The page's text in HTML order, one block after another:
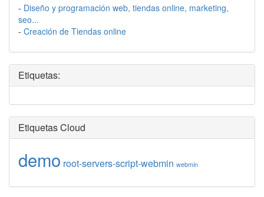
- Diseño y programación web, tiendas online, marketing,
seo...
- Creación de Tiendas online
Etiquetas:
Etiquetas Cloud
demo root-servers-script-webmin webmin